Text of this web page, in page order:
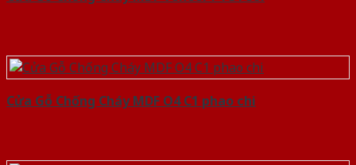
Cửa Gỗ Chống Cháy MDF O4 C1 phao chi